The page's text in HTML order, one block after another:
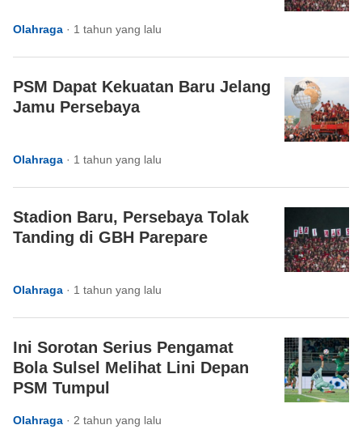
Olahraga · 1 tahun yang lalu
PSM Dapat Kekuatan Baru Jelang
Jamu Persebaya
Olahraga · 1 tahun yang lalu
Stadion Baru, Persebaya Tolak
Tanding di GBH Parepare
Olahraga · 1 tahun yang lalu
Ini Sorotan Serius Pengamat
Bola Sulsel Melihat Lini Depan
PSM Tumpul
Olahraga · 2 tahun yang lalu